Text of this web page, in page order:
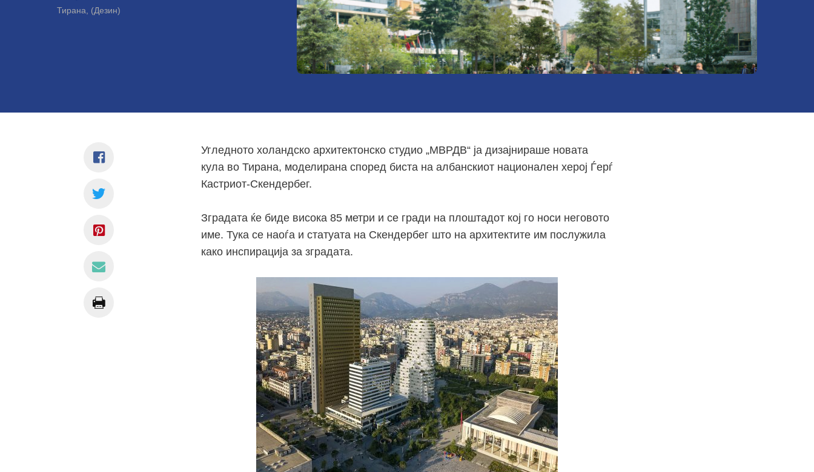
на
Тирана, (Дезин)
Угледното холандско архитектонско студио „МВРДВ“ ја дизајнираше новата
кула во Тирана, моделирана според биста на албанскиот национален херој Ѓерѓ
Кастриот-Скендербег.
Зградата ќе биде висока 85 метри и се гради на плоштадот кој го носи неговото
име. Тука се наоѓа и статуата на Скендербег што на архитектите им послужила
како инспирација за зградата.